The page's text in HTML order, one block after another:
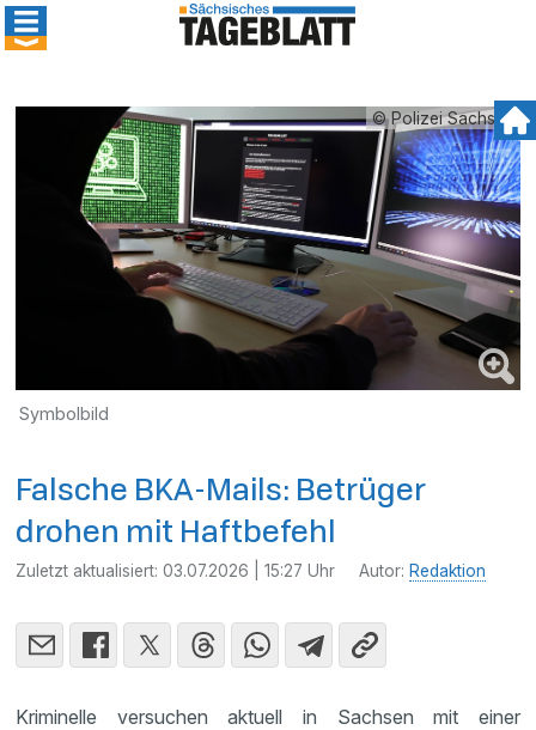
© Polizei Sachsen
Symbolbild
Falsche BKA-Mails: Betrüger
drohen mit Haftbefehl
Zuletzt aktualisiert:03.07.2026 | 15:27 Uhr Autor: Redaktion
Kriminelle versuchen aktuell in Sachsen mit einer